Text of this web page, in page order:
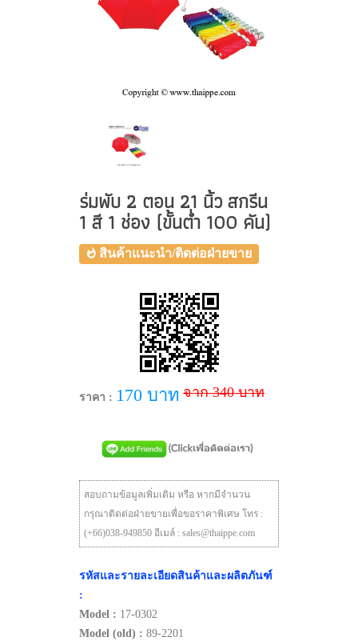
ร่มพับ 2 ตอน 21 นิ้ว สกรีน
1 สี 1 ช่อง (ขั้นต่ำ 100 คัน)
สินค้าแนะนำ/ติดต่อฝ่ายขาย
ราคา : 170 บาท จาก 340 บาท
สอบถามข้อมูลเพิ่มเติม หรือ หากมีจำนวน
กรุณาติดต่อฝ่ายขายเพื่อขอราคาพิเศษ โทร :
(+66)038-949850 อีเมล์ : sales@thaippe.com
รหัสและรายละเอียดสินค้าและผลิตภันฑ์
:
Model : 17-0302
Model (old) : 89-2201